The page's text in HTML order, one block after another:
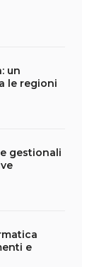
un
le regioni
gestionali
e